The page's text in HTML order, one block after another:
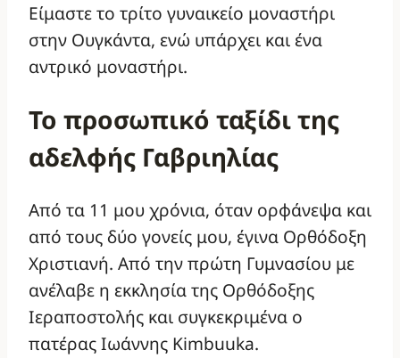
Είμαστε το τρίτο γυναικείο μοναστήρι
στην Ουγκάντα, ενώ υπάρχει και ένα
αντρικό μοναστήρι.
Το προσωπικό ταξίδι της
αδελφής Γαβριηλίας
Από τα 11 μου χρόνια, όταν ορφάνεψα και
από τους δύο γονείς μου, έγινα Ορθόδοξη
Χριστιανή. Από την πρώτη Γυμνασίου με
ανέλαβε η εκκλησία της Ορθόδοξης
Ιεραποστολής και συγκεκριμένα ο
πατέρας Ιωάννης Kimbuuka.